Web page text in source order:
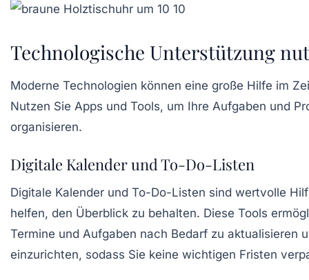
Technologische Unterstützung
Moderne Technologien können eine große Hilfe im
Nutzen Sie Apps und Tools, um Ihre Aufgaben und
organisieren.
Digitale Kalender und To-Do-Listen
Digitale Kalender und To-Do-Listen sind wertvolle
helfen, den Überblick zu behalten. Diese Tools
Termine und Aufgaben nach Bedarf zu aktualisieren
einzurichten, sodass Sie keine wichtigen Fristen